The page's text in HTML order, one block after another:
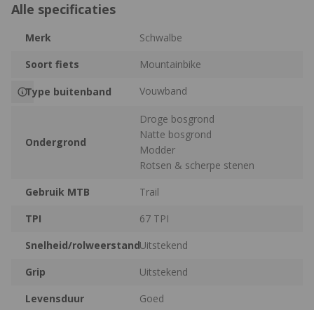
Alle specificaties
Merk
Schwalbe
Soort fiets
Mountainbike
Type buitenband Vouwband
Ondergrond
Droge bosgrond
Natte bosgrond
Modder
Rotsen & scherpe stenen
Gebruik MTB
Trail
TPI
67 TPI
Snelheid/rolweerstandUitstekend
Grip
Uitstekend
Levensduur
Goed